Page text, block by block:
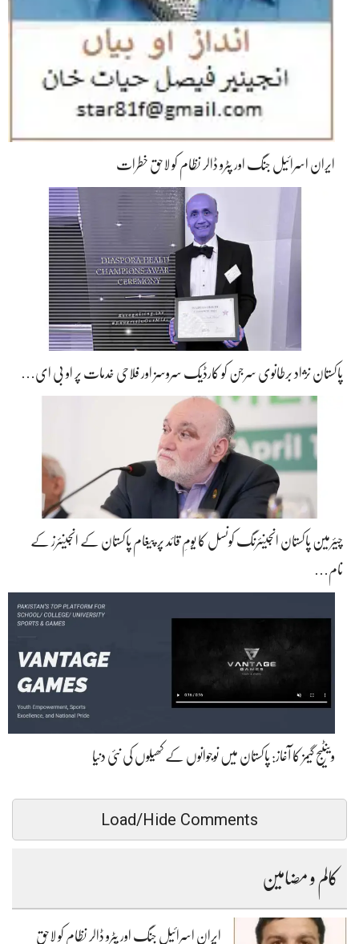
ایران اسرائیل جنگ اور پٹرو ڈالر نظام کو لاحق خطرات
پاکستان نژاد برطانوی سرجن کو کارڈیک سروسز اور فلاحی خدمات پر او بی ای…
چیئرمین پاکستان انجینئرنگ کونسل کا یومِ قائد پر پیغام پاکستان کے انجینئرز کے
نام…
وینٹیج گیمز کا آغاز: پاکستان میں نوجوانوں کے کھیلوں کی نئی دنیا
Load/Hide Comments
کالم و مضامین
ایران اسرائیل جنگ اور پٹرو ڈالر نظام کو لاحق